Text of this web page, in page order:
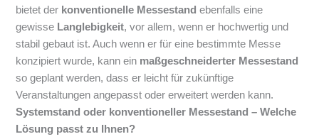
bietet der konventionelle Messestand ebenfalls eine
gewisse Langlebigkeit, vor allem, wenn er hochwertig und
stabil gebaut ist. Auch wenn er für eine bestimmte Messe
konzipiert wurde, kann ein maßgeschneiderter Messestand
so geplant werden, dass er leicht für zukünftige
Veranstaltungen angepasst oder erweitert werden kann.
Systemstand oder konventioneller Messestand – Welche
Lösung passt zu Ihnen?